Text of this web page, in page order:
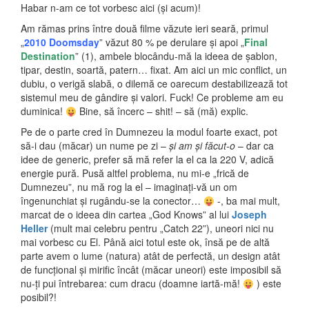
Habar n-am ce tot vorbesc aici (și acum)!
Am rămas prins între două filme văzute ieri seară, primul
„2010 Doomsday” văzut 80 % pe derulare și apoi „Final
Destination” (1), ambele blocându-mă la ideea de șablon,
tipar, destin, soartă, patern… fixat. Am aici un mic conflict, un
dubiu, o verigă slabă, o dilemă ce oarecum destabilizează tot
sistemul meu de gândire și valori. Fuck! Ce probleme am eu
duminica!
Bine, să încerc – shit! – să (mă) explic.
Pe de o parte cred în Dumnezeu la modul foarte exact, pot
să-i dau (măcar) un nume pe zi – și am și făcut-o – dar ca
idee de generic, prefer să mă refer la el ca la 220 V, adică
energie pură. Pusă altfel problema, nu mi-e „frică de
Dumnezeu”, nu mă rog la el – imaginați-vă un om
îngenunchiat și rugându-se la conector…
-, ba mai mult,
marcat de o ideea din cartea „God Knows” al lui Joseph
Heller(mult mai celebru pentru „Catch 22”), uneori nici nu
mai vorbesc cu El. Până aici totul este ok, însă pe de altă
parte avem o lume (natura) atât de perfectă, un design atât
de funcțional și mirific încât (măcar uneori) este imposibil să
nu-ți pui întrebarea: cum dracu (doamne iartă-mă!
) este
posibil?!